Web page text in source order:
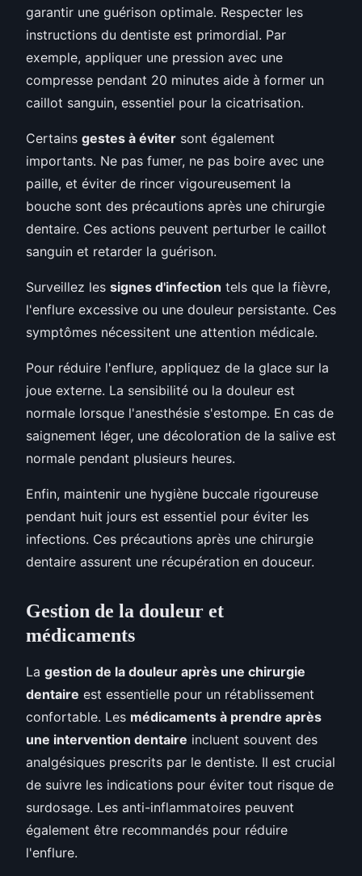
garantir une guérison optimale. Respecter les
instructions du dentiste est primordial. Par
exemple, appliquer une pression avec une
compresse pendant 20 minutes aide à former un
caillot sanguin, essentiel pour la cicatrisation.
Certains gestes à éviter sont également
importants. Ne pas fumer, ne pas boire avec une
paille, et éviter de rincer vigoureusement la
bouche sont des précautions après une chirurgie
dentaire. Ces actions peuvent perturber le caillot
sanguin et retarder la guérison.
Surveillez les signes d'infection tels que la fièvre,
l'enflure excessive ou une douleur persistante. Ces
symptômes nécessitent une attention médicale.
Pour réduire l'enflure, appliquez de la glace sur la
joue externe. La sensibilité ou la douleur est
normale lorsque l'anesthésie s'estompe. En cas de
saignement léger, une décoloration de la salive est
normale pendant plusieurs heures.
Enfin, maintenir une hygiène buccale rigoureuse
pendant huit jours est essentiel pour éviter les
infections. Ces précautions après une chirurgie
dentaire assurent une récupération en douceur.
Gestion de la douleur et
médicaments
La gestion de la douleur après une chirurgie
dentaire est essentielle pour un rétablissement
confortable. Les médicaments à prendre après
une intervention dentaire incluent souvent des
analgésiques prescrits par le dentiste. Il est crucial
de suivre les indications pour éviter tout risque de
surdosage. Les anti-inflammatoires peuvent
également être recommandés pour réduire
l'enflure.